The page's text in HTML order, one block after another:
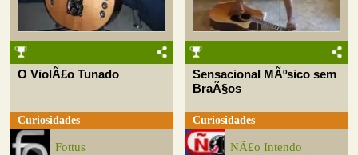
O ViolÃ£o Tunado
Curiosidades
Fottus
Sensacional MÃºsico sem
BraÃ§os
Curiosidades
NÃ£o Intendo